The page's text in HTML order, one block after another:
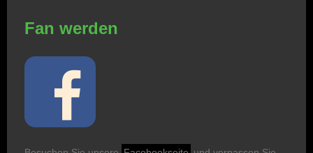
Fan werden